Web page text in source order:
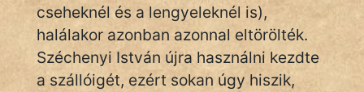
cinege
fantom
cseheknél és a lengyeleknél is),
halálakor azonban azonnal eltörölték.
Széchenyi István újra használni kezdte
a szállóigét, ezért sokan úgy hiszik,